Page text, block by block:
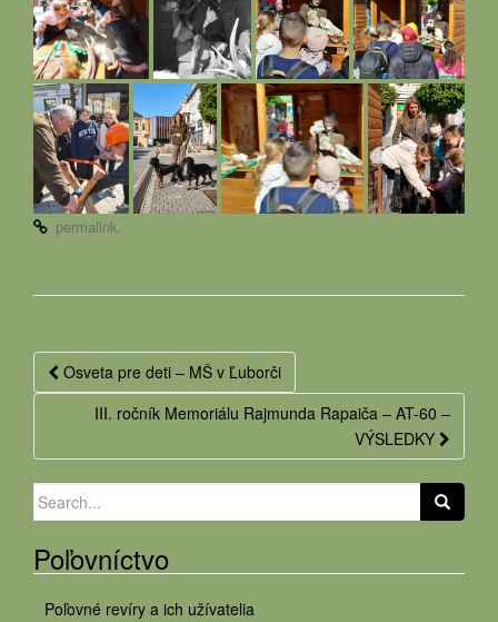
permalink.
Post
navigation
Osveta pre deti – MŠ v Ľuborči
III. ročník Memoriálu Rajmunda Rapaiča – AT-60 –
VÝSLEDKY
Search
for:
Poľovníctvo
Poľovné revíry a ich užívatelia